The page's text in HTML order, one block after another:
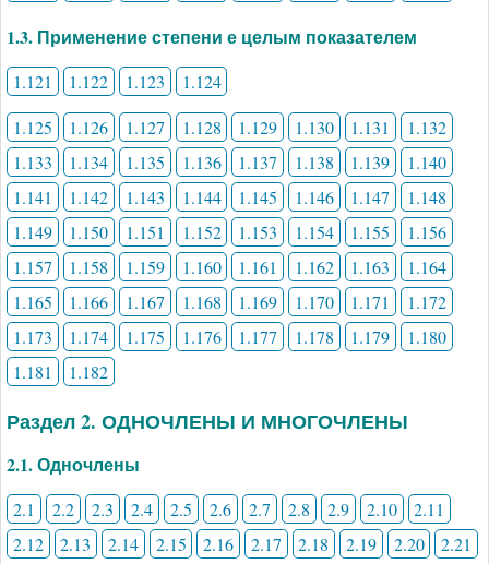
1.3. Применение степени е целым показателем
1.121 1.122 1.123
1.124
1.125
1.126 1.127 1.128 1.129 1.130 1.131
1.132
1.133
1.134 1.135 1.136 1.137 1.138 1.139
1.140
1.141
1.142 1.143 1.144 1.145 1.146 1.147
1.148
1.149
1.150 1.151 1.152 1.153 1.154 1.155
1.156
1.157
1.158 1.159 1.160 1.161 1.162 1.163
1.164
1.165
1.166 1.167 1.168 1.169 1.170 1.171
1.172
1.173
1.174 1.175 1.176 1.177 1.178 1.179
1.180
1.181
1.182
Раздел 2. ОДНОЧЛЕНЫ И МНОГОЧЛЕНЫ
2.1. Одночлены
2.1 2.2 2.3 2.4 2.5 2.6 2.7 2.8 2.9 2.10
2.11
2.12
2.13 2.14 2.15 2.16 2.17 2.18 2.19 2.20
2.21